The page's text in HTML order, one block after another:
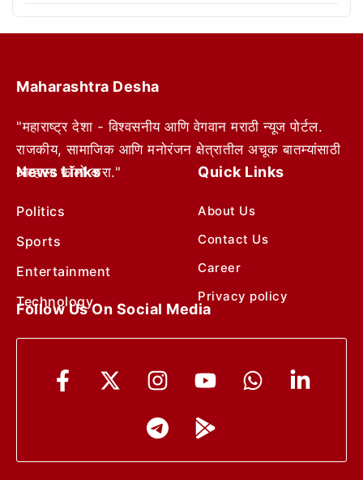
Maharashtra Desha
"महाराष्ट्र देशा - विश्वसनीय आणि वेगवान मराठी न्यूज पोर्टल.
राजकीय, सामाजिक आणि मनोरंजन क्षेत्रातील अचूक बातम्यांसाठी
आम्हाला फॉलो करा."
News Links
Politics
Sports
Entertainment
Technology
Quick Links
About Us
Contact Us
Career
Privacy policy
Follow Us On Social Media